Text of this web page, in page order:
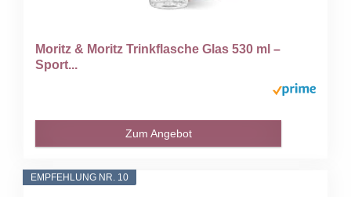
Moritz & Moritz Trinkflasche Glas 530 ml –
Sport...
Zum Angebot
EMPFEHLUNG NR. 10